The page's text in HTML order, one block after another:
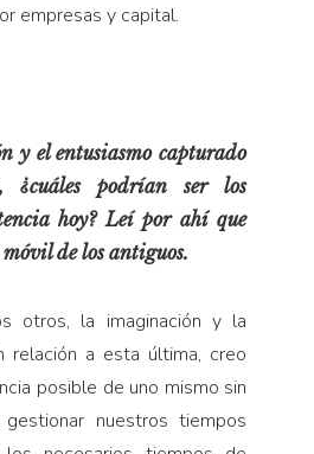
empresas y capital.
y el entusiasmo capturado
¿cuáles podrían ser los
hoy? Leí por ahí que
de los antiguos.
otros, la imaginación y la
relación a esta última, creo
posible de uno mismo sin
nuestros tiempos